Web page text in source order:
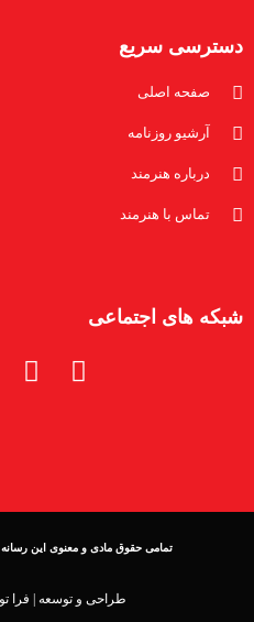
دسترسی سریع
صفحه اصلی
آرشیو روزنامه
درباره هنرمند
تماس با هنرمند
شبکه های اجتماعی
تمامی حقوق مادی و معنوی این رسانه
طراحی و توسعه | فرا